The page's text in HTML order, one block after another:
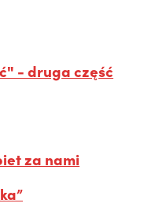
- druga część
za nami